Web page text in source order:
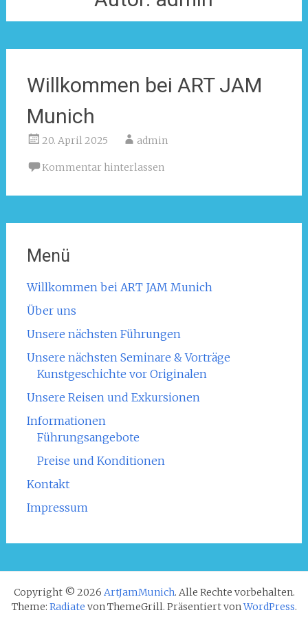
Willkommen bei ART JAM
Munich
20. April 2025 admin
Kommentar hinterlassen
Menü
Willkommen bei ART JAM Munich
Über uns
Unsere nächsten Führungen
Unsere nächsten Seminare & Vorträge
Kunstgeschichte vor Originalen
Unsere Reisen und Exkursionen
Informationen
Führungsangebote
Preise und Konditionen
Kontakt
Impressum
Copyright © 2026 ArtJamMunich. Alle Rechte vorbehalten.
Theme: Radiate von ThemeGrill. Präsentiert vonWordPress.